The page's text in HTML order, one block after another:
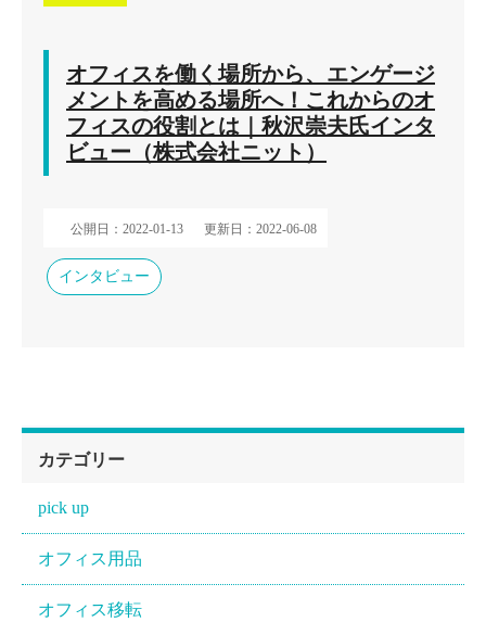
オフィスを働く場所から、エンゲージ
メントを高める場所へ！これからのオ
フィスの役割とは｜秋沢崇夫氏インタ
ビュー（株式会社ニット）
公開日：2022-01-13 更新日：2022-06-08
インタビュー
カテゴリー
pick up
オフィス用品
オフィス移転